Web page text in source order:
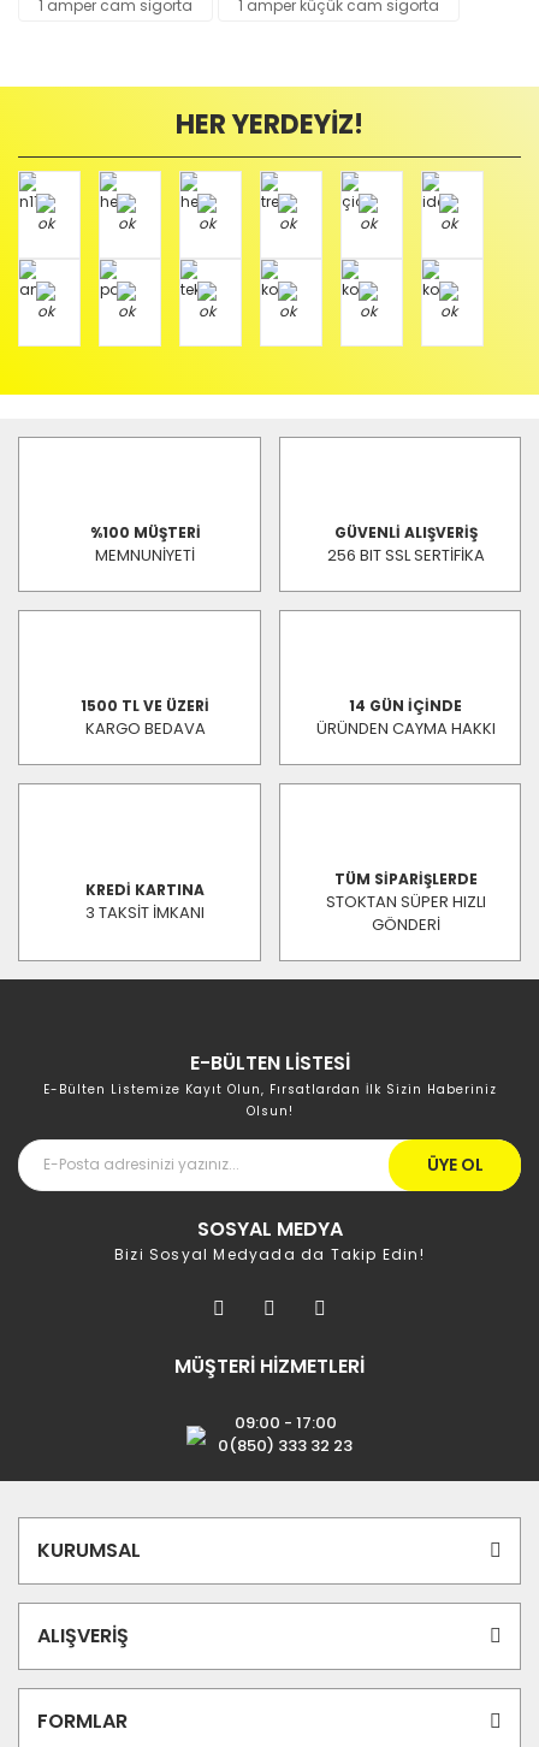
1 amper cam sigorta
1 amper küçük cam sigorta
HER YERDEYİZ!
%100 MÜŞTERİ
MEMNUNİYETİ
GÜVENLİ ALIŞVERİŞ
256 BIT SSL SERTİFİKA
1500 TL VE ÜZERİ
KARGO BEDAVA
14 GÜN İÇİNDE
ÜRÜNDEN CAYMA HAKKI
KREDİ KARTINA
3 TAKSİT İMKANI
TÜM SİPARİŞLERDE
STOKTAN SÜPER HIZLI
GÖNDERİ
E-BÜLTEN LİSTESİ
E-Bülten Listemize Kayıt Olun, Fırsatlardan İlk Sizin Haberiniz
Olsun!
ÜYE OL
SOSYAL MEDYA
Bizi Sosyal Medyada da Takip Edin!
MÜŞTERİ HİZMETLERİ
09:00 - 17:00
0(850) 333 32 23
KURUMSAL
ALIŞVERİŞ
FORMLAR